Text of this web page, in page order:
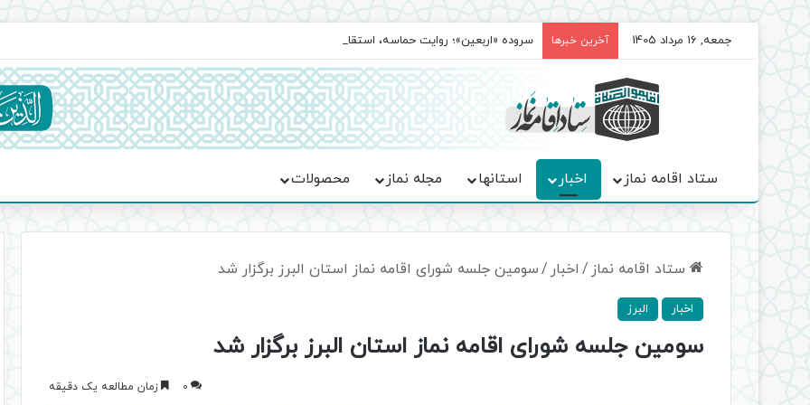
جمعه, 16 مرداد 1405 آخرین خبرها سروده‌ «اربعین»؛ روایت حماسه، استقامت و تمدن‌سازی امت اسلامی
ستاد اقامه نماز اخبار استانها مجله نماز محصولات
ستاد اقامه نماز / اخبار /سومین جلسه شورای اقامه نماز استان البرز برگزار شد
اخبار البرز
سومین جلسه شورای اقامه نماز استان البرز برگزار شد
0 زمان مطالعه یک دقیقه